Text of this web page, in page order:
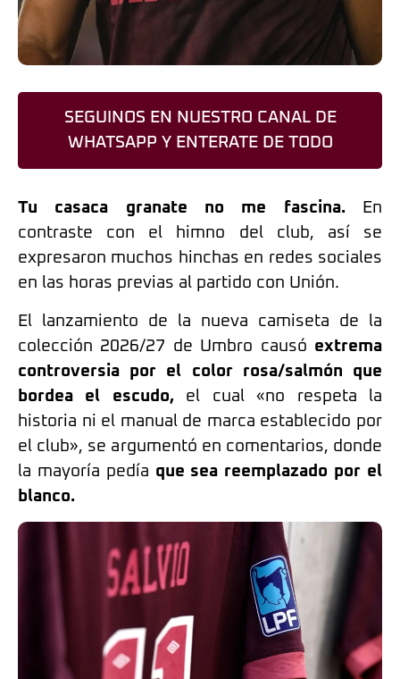
SEGUINOS EN NUESTRO CANAL DE
WHATSAPP Y ENTERATE DE TODO
Tu casaca granate no me fascina. En
contraste con el himno del club, así se
expresaron muchos hinchas en redes sociales
en las horas previas al partido con Unión.
El lanzamiento de la nueva camiseta de la
colección 2026/27 de Umbro causó extrema
controversia por el color rosa/salmón que
bordea el escudo,el cual «no respeta la
historia ni el manual de marca establecido por
el club», se argumentó en comentarios, donde
la mayoría pedía que sea reemplazado por el
blanco.